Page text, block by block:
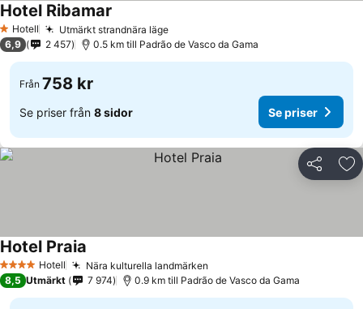
1 Stjärnor
Hotell Utmärkt strandnära läge
Hotel Ribamar
6,9 2 457 0.5 km till Padrão de Vasco da Gama
Från 758 kr
Se priser från 8 sidor Se priser
Dela
4 StjärnorHotell Nära kulturella landmärken
Hotel Praia
8,5 Utmärkt 7 974 0.9 km till Padrão de Vasco da Gama